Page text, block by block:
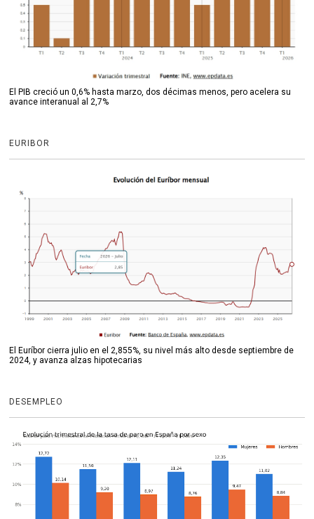
El PIB creció un 0,6% hasta marzo, dos décimas menos, pero acelera su
avance interanual al 2,7%
EURIBOR
El Euríbor cierra julio en el 2,855%, su nivel más alto desde septiembre de
2024, y avanza alzas hipotecarias
DESEMPLEO